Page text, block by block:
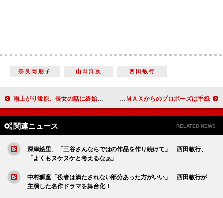
奈良岡朋子 山田洋次 西田敏行
雨上がり蛍原、長女の話に終始デレデレ 「４４歳でできたからおじいちゃんの感覚」 安めぐみ「早めに何人か」と子づくり宣言 東ＭＡＸからのプロポーズは手紙
関連ニュース RELATED NEWS
深津絵里、「三谷さんならではの作品を作り続けて」 西田敏行、
「よくもヌケヌケと考えるなぁ」
中村獅童「役者は満たされない部分あった方がいい」 西田敏行が
主演した名作ドラマを舞台化！